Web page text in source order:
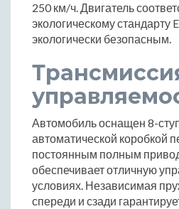
250 км/ч. Двигатель
экологическому стандарту
экологически безопасным.
Автомобиль оснащен 8-
автоматической коробкой
постоянным полным
обеспечивает отличную
условиях. Независимая
спереди и сзади